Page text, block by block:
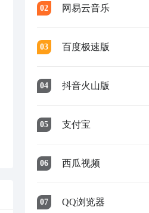
02 网易云音乐
03 百度极速版
04 抖音火山版
05 支付宝
06 西瓜视频
07 QQ浏览器